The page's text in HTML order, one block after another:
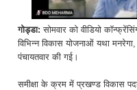
गोड्डा: सोमवार को वीडियो
विभिन्न विकास योजनाओं यथा
पंचायतवार की गई।
समीक्षा के क्रम में प्रखण्ड विकास